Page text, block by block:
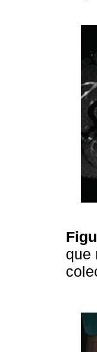
que